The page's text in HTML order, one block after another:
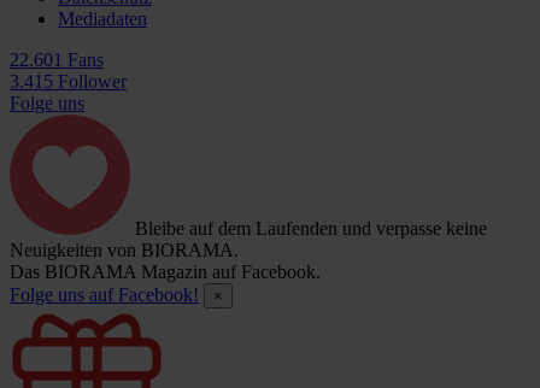
Mediadaten
22.601 Fans
3.415 Follower
Folge uns
Bleibe auf dem Laufenden und verpasse keine
Neuigkeiten von BIORAMA.
Das BIORAMA Magazin auf Facebook.
Folge uns auf Facebook!
×